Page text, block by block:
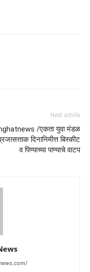
Next article
/एकता युवा मंडळ
दिनानिमीत्त बिस्कीट
व पिण्याच्या पाण्याचे वाटप